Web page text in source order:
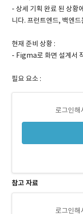
- 상세 기획 완료 된 상황
니다. 프런트엔드, 백엔
현재 준비 상황 :
- Figma로 화면 설계서
필요 요소 :
로그인해
참고 자료
로그인해